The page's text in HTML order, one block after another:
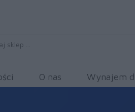
O nas Wynajem